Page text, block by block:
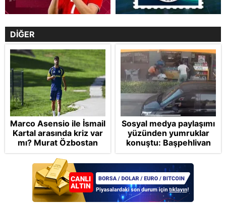
DİĞER
Marco Asensio ile İsmail
Kartal arasında kriz var
mı? Murat Özbostan
analiz etti: Egoları da
yönetmelisiniz
Sosyal medya paylaşımı
yüzünden yumruklar
konuştu: Başpehlivan
Serhat Elvan akaryakıt
istasyonunda darbedildi